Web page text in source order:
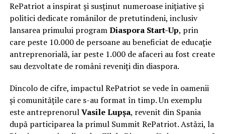
RePatriot a inspirat și susținut numeroase inițiative și
politici dedicate românilor de pretutindeni, inclusiv
lansarea primului programDiaspora Start-Up, prin
care peste 10.000 de persoane au beneficiat de educație
antreprenorială, iar peste 1.000 de afaceri au fost create
sau dezvoltate de români reveniți din diaspora.
Dincolo de cifre, impactul RePatriot se vede în oamenii
și comunitățile care s-au format în timp. Un exemplu
este antreprenorulVasile Lupșa, revenit din Spania
după participarea la primul Summit RePatriot. Astăzi, la